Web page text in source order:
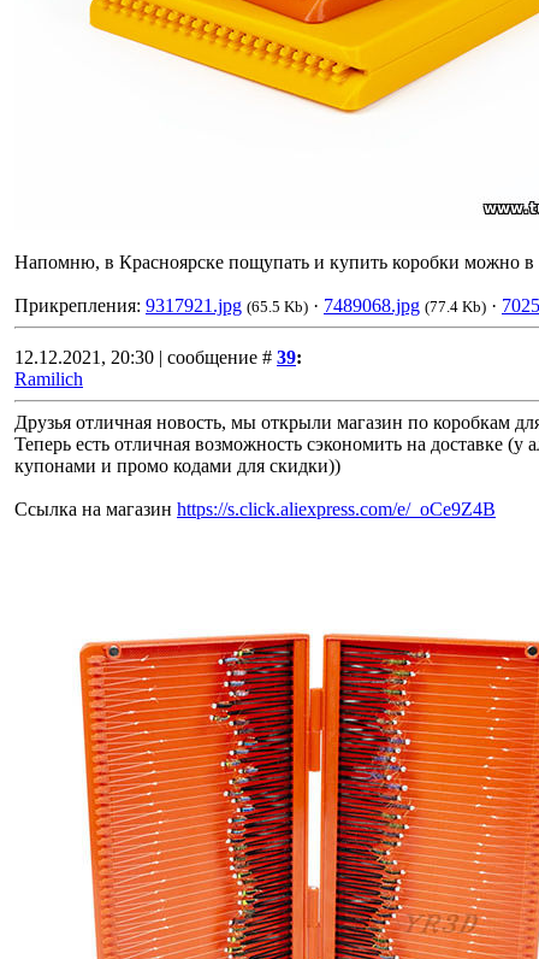
Напомню, в Красноярске пощупать и купить коробки можно
Прикрепления: 9317921.jpg (65.5 Kb) · 7489068.jpg (77.4 Kb) ·
12.12.2021, 20:30 | сообщение # 39:
Ramilich
Друзья отличная новость, мы открыли магазин по коробкам
Теперь есть отличная возможность сэкономить на доставке (у
купонами и промо кодами для скидки))
Ссылка на магазин https://s.click.aliexpress.com/e/_oCe9Z4B